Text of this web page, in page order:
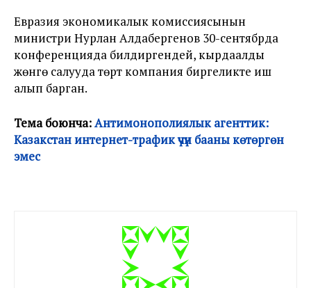
Евразия экономикалык комиссиясынын
министри Нурлан Алдабергенов 30-сентябрда
конференцияда билдиргендей, кырдаалды
жөнгө салууда төрт компания биргеликте иш
алып барган.
Тема боюнча:Антимонополиялык агенттик:
Казакстан интернет-трафик үчүн бааны көтөргөн
эмес